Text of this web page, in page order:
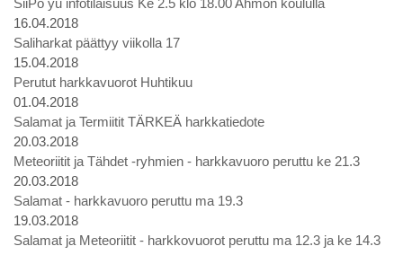
SiiPo yu infotilaisuus Ke 2.5 klo 18.00 Ahmon koululla
16.04.2018
Saliharkat päättyy viikolla 17
15.04.2018
Perutut harkkavuorot Huhtikuu
01.04.2018
Salamat ja Termiitit TÄRKEÄ harkkatiedote
20.03.2018
Meteoriitit ja Tähdet -ryhmien - harkkavuoro peruttu ke 21.3
20.03.2018
Salamat - harkkavuoro peruttu ma 19.3
19.03.2018
Salamat ja Meteoriitit - harkkovuorot peruttu ma 12.3 ja ke 14.3